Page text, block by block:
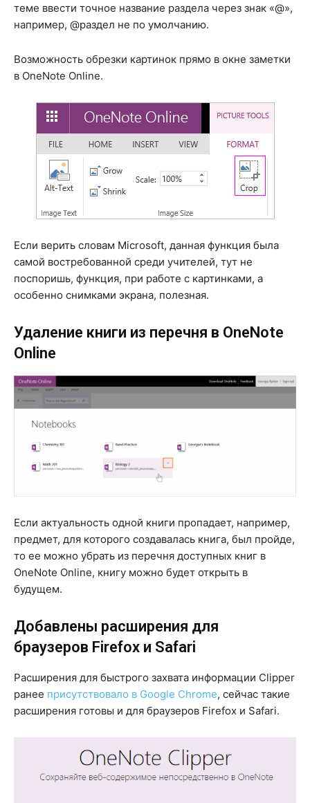
теме ввести точное название раздела через знак «@»,
например, @раздел не по умолчанию.
Возможность обрезки картинок прямо в окне заметки
в OneNote Online.
Если верить словам Microsoft, данная функция была
самой востребованной среди учителей, тут не
поспоришь, функция, при работе с картинками, а
особенно снимками экрана, полезная.
Удаление книги из перечня в OneNote
Online
Если актуальность одной книги пропадает, например,
предмет, для которого создавалась книга, был пройде,
то ее можно убрать из перечня доступных книг в
OneNote Online, книгу можно будет открыть в
будущем.
Добавлены расширения для
браузеров Firefox и Safari
Расширения для быстрого захвата информации Clipper
ранее присутствовало в Google Chrome, сейчас такие
расширения готовы и для браузеров Firefox и Safari.